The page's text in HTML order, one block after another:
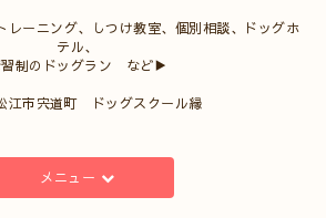
ーニング、しつけ教室、個別相談、ドッグホ
テル、
制のドッグラン など▶
江市宍道町 ドッグスクール縁
メニュー